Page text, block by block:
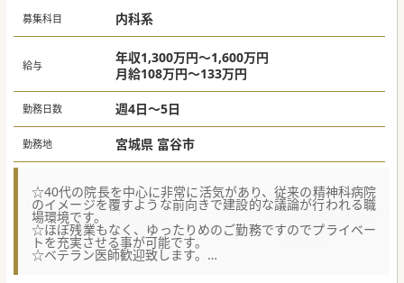
【職場環境と雰囲気】
■巡回健診はサービス業に近いという意識を持ち、職員全員
が明るくハキハキとしたコミュニケーションを心がけている
■巡回健診の経験が豊富で協調性のあるスタッフが多く、医
師がスムーズに診察を進められるようサポート体制が整って
います。
■職員全員が、受診者の「健康づくりのパートナー」という
役割を深く認識し、主体性を持って業務にあたっています。
■出張時はスタッフと車で共に移動する機会が多いため、チ
ームとしての一体感が強く、人間関係を築きやすい職場で
す。
■主な業務は巡回健診での診察（問聴診、視診、頸部腹部の
触診）や特殊健診（VDT、じん肺、有機溶剤、特化物等）の
担当となります。
■読影業務は発生しないため、心電図の基本的な判読ができ
れば問題なく、健診診察に集中することが可能です。
■予防接種の問診及び接種行為を含めた業務がありますが、
特別な手技は不要であり、一般内科の知識で対応できます。
募集科目 内科系
給与
年収1,300万円～1,600万円
月給108万円～133万円
勤務日数 週4日～5日
勤務地 宮城県 富谷市
☆40代の院長を中心に非常に活気があり、従来の精神科病院
のイメージを覆すような前向きで建設的な議論が行われる職
場環境です。
☆ほぼ残業もなく、ゆったりめのご勤務ですのでプライベー
トを充実させる事が可能です。
☆ベテラン医師歓迎致します。